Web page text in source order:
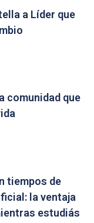
a Líder que
comunidad que
tiempos de
la ventaja
estudiás